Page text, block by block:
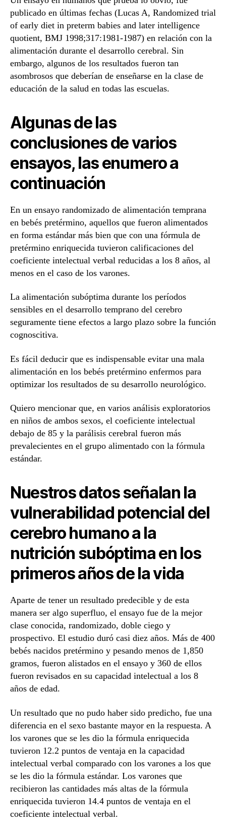
publicado en últimas fechas (Lucas A, Randomized trial
of early diet in preterm babies and later intelligence
quotient, BMJ 1998;317:1981-1987) en relación con la
alimentación durante el desarrollo cerebral. Sin
embargo, algunos de los resultados fueron tan
asombrosos que deberían de enseñarse en la clase de
educación de la salud en todas las escuelas.
Algunas de las
conclusiones de varios
ensayos, las enumero a
continuación
En un ensayo randomizado de alimentación temprana
en bebés pretérmino, aquellos que fueron alimentados
en forma estándar más bien que con una fórmula de
pretérmino enriquecida tuvieron calificaciones del
coeficiente intelectual verbal reducidas a los 8 años, al
menos en el caso de los varones.
La alimentación subóptima durante los períodos
sensibles en el desarrollo temprano del cerebro
seguramente tiene efectos a largo plazo sobre la función
cognoscitiva.
Es fácil deducir que es indispensable evitar una mala
alimentación en los bebés pretérmino enfermos para
optimizar los resultados de su desarrollo neurológico.
Quiero mencionar que, en varios análisis exploratorios
en niños de ambos sexos, el coeficiente intelectual
debajo de 85 y la parálisis cerebral fueron más
prevalecientes en el grupo alimentado con la fórmula
estándar.
Nuestros datos señalan la
vulnerabilidad potencial del
cerebro humano a la
nutrición subóptima en los
primeros años de la vida
Aparte de tener un resultado predecible y de esta
manera ser algo superfluo, el ensayo fue de la mejor
clase conocida, randomizado, doble ciego y
prospectivo. El estudio duró casi diez años. Más de 400
bebés nacidos pretérmino y pesando menos de 1,850
gramos, fueron alistados en el ensayo y 360 de ellos
fueron revisados en su capacidad intelectual a los 8
años de edad.
Un resultado que no pudo haber sido predicho, fue una
diferencia en el sexo bastante mayor en la respuesta. A
los varones que se les dio la fórmula enriquecida
tuvieron 12.2 puntos de ventaja en la capacidad
intelectual verbal comparado con los varones a los que
se les dio la fórmula estándar. Los varones que
recibieron las cantidades más altas de la fórmula
enriquecida tuvieron 14.4 puntos de ventaja en el
coeficiente intelectual verbal.